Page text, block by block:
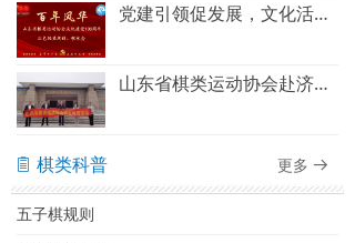
党建引领促发展，文化活动聚人心——山东省棋类运动协会“百年风华”红色经典朗诵、歌咏会圆满结束
山东省棋类运动协会赴济南大峰山党性教育基地 开展主题党日活动
ꁩ 棋类科普 更多 뀠
五子棋规则